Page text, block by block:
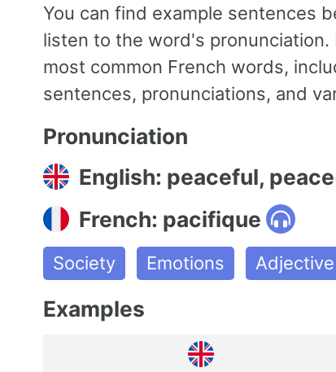
You can find example sentences
listen to the word's
most common French words,
sentences, pronunciations, and
Pronunciation
English: peaceful,
French: pacifique
Society Emotions Adjective
Examples